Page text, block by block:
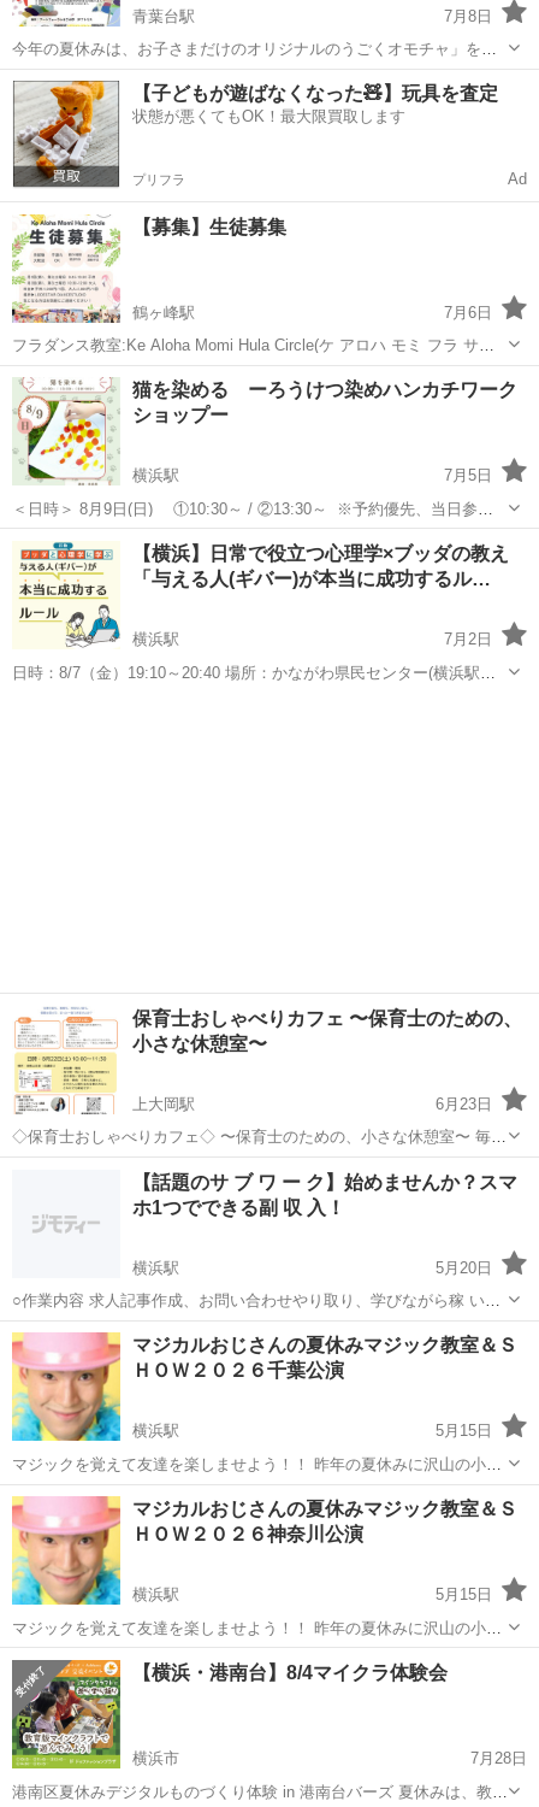
青葉台駅
7月8日
今年の夏休みは、お子さまだけのオリジナルのうごくオモチャ」を作
ってみませんか？ 8月15日(土)、アートフォーラムあざみ野にて、子ど
も向けの工作ワークショップを開催します！ 作るのは、羽根をパタパ
タと愛らしく動かすことができ...
神奈川 横浜市 青葉台駅 ワークショップ
アートフォーラム
【子どもが遊ばなくなった🧸】玩具を査定
状態が悪くてもOK！最大限買取します
プリフラ Ad
【募集】生徒募集
鶴ヶ峰駅
7月6日
フラダンス教室:Ke Aloha Momi Hula Circle(ケ アロハ モミ フラ サー
クル) 旭区:鶴ケ峰駅周辺でフラダンス初めてみたい方募集中！ ・毎月
第1、3土曜日(変則あり) ・9:45~10:30(ケイキ...
神奈川 横浜市 鶴ヶ峰駅 ワークショップ
猫を染める ーろうけつ染めハンカチワーク
ショップー
横浜駅
7月5日
＜日時＞ 8月9日(日) ①10:30～ / ②13:30～ ※予約優先、当日参加
OK ※開始10分前にお越しください。 ＜参加費＞ 1人 ¥5,000（税込、
材料費・後処理代・送料込み） ・中学生以下 ¥1,000引...
神奈川 横浜駅 ワークショップ
【横浜】日常で役立つ心理学×ブッダの教え
「与える人(ギバー)が本当に成功するル…
横浜駅
7月2日
日時：8/7（金）19:10～20:40 場所：かながわ県民センター(横浜駅西
保育士おしゃべりカフェ 〜保育士のための、
小さな休憩室〜
上大岡駅
6月23日
◇保育士おしゃべりカフェ◇ 〜保育士のための、小さな休憩室〜 毎
日、本当にお疲れさまです。 子どもたちのために頑張る毎日。 ときに
は、自分のことを話したくなる日もありませんか？ 保育士をはじめ、
上大岡駅 ワークショップ 子ども
【話題のサ ブ ワ ー ク】始めませんか？スマ
ホ1つでできる副 収 入！
横浜駅
5月20日
○作業内容 求人記事作成、お問い合わせやり取り、学びながら稼 いで
いただきます。 ○活動時間はご自身の出来る時間帯で大丈夫です。 長
期的にお付き合いできる方で、業 務 連 絡をコマメにとれる方を希
望。 ○基本的にはご...
神奈川 横浜市 横浜駅 ワークショップ 時間帯
マジカルおじさんの夏休みマジック教室＆Ｓ
ＨＯＷ２０２６千葉公演
横浜駅
5月15日
マジックを覚えて友達を楽しませよう！！ 昨年の夏休みに沢山の小学
生親子を魅了したマジックを観るだけでなく覚えられる１粒で２度お
いしい公演・マジカルおじさんのマジック教室＆SHOWを今年の夏休
みも開催いたします。 マジ...
神奈川 横浜市 ワークショップ マジックショー
マジカルおじさんの夏休みマジック教室＆Ｓ
ＨＯＷ２０２６神奈川公演
横浜駅
5月15日
マジックを覚えて友達を楽しませよう！！ 昨年の夏休みに沢山の小学
生親子を魅了したマジックを観るだけでなく覚えられる１粒で２度お
いしい公演・マジカルおじさんのマジック教室＆SHOWを今年の夏休
神奈川 横浜市 横浜駅 ワークショップ マジックショー
【横浜・港南台】8/4マイクラ体験会
横浜市
7月28日
港南区夏休みデジタルものづくり体験 in 港南台バーズ 夏休みは、教育